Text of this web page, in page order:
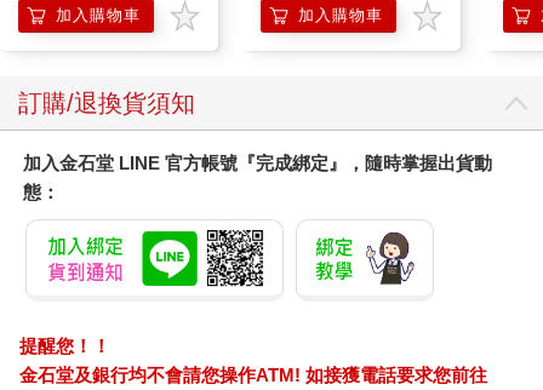
加入購物車
Mario Galaxy Movie
Storybook
加入購物車
訂購/退換貨須知
加入金石堂 LINE 官方帳號『完成綁定』，隨時掌握出貨動
態：
提醒您！！
金石堂及銀行均不會請您操作ATM! 如接獲電話要求您前往